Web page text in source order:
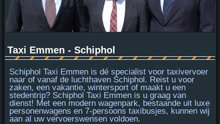
Taxi Emmen - Schiphol
Schiphol Taxi Emmen is dé specialistvoor taxivervoer
naar of vanaf de luchthaven Schiphol. Reist u voor
zaken, een vakantie, wintersport of maakt u een
stedentrip? Schiphol Taxi Emmen is u graag van
dienst! Met een modern wagenpark, bestaande uit luxe
personenwagens en 7-persoons taxibusjes, kunnen wij
aan al uw vervoerswensen voldoen.